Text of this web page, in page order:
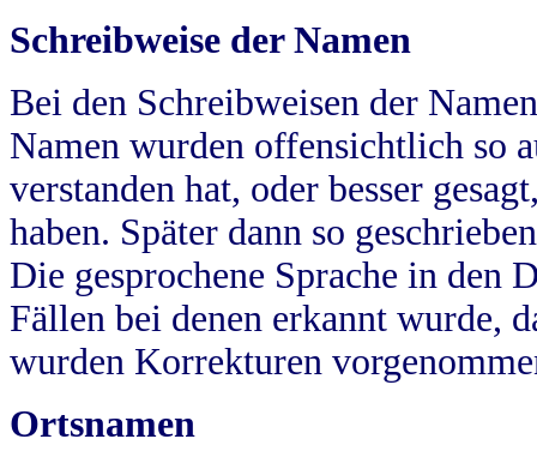
Schreibweise der Namen
Bei den Schreibweisen der
Namen wurden offensichtlich so
verstanden hat, oder besser
haben. Später dann so
Die gesprochene Sprache in
Fällen bei denen erkannt wurde,
wurden Korrekturen
Ortsnamen